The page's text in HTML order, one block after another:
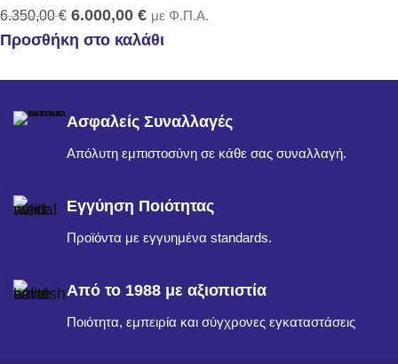
6.350,00€ 6.000,00 € με Φ.Π.Α.
Προσθήκη στο καλάθι
Ασφαλείς Συναλλαγές
Απόλυτη εμπιστοσύνη σε κάθε σας συναλλαγή.
Εγγύηση Ποιότητας
Προϊόντα με εγγυημένα standards.
Από το 1988 με αξιοπιστία
Ποιότητα, εμπειρία και σύγχρονες εγκαταστάσεις